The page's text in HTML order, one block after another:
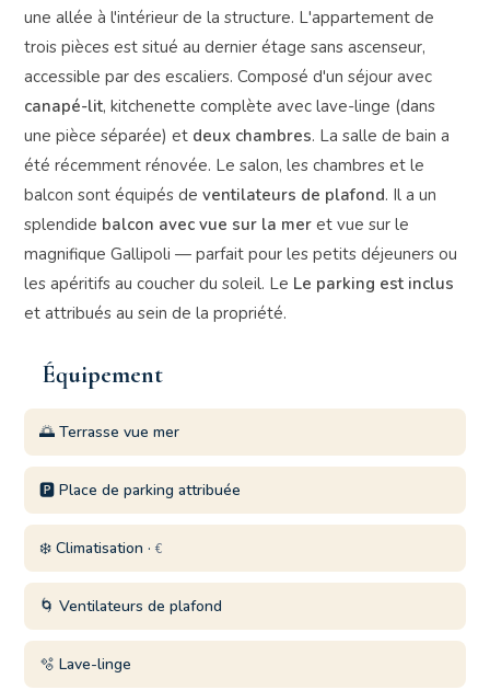
une allée à l'intérieur de la structure. L'appartement de
trois pièces est situé au dernier étage sans ascenseur,
accessible par des escaliers. Composé d'un séjour avec
canapé-lit, kitchenette complète avec lave-linge (dans
une pièce séparée) et deux chambres. La salle de bain a
été récemment rénovée. Le salon, les chambres et le
balcon sont équipés deventilateurs de plafond. Il a un
splendide balcon avec vue sur la mer et vue sur le
magnifique Gallipoli — parfait pour les petits déjeuners ou
les apéritifs au coucher du soleil. Le Le parking est inclus
et attribués au sein de la propriété.
Équipement
🌅 Terrasse vue mer
🅿️ Place de parking attribuée
❄️ Climatisation ·€
🌀 Ventilateurs de plafond
🫧 Lave-linge